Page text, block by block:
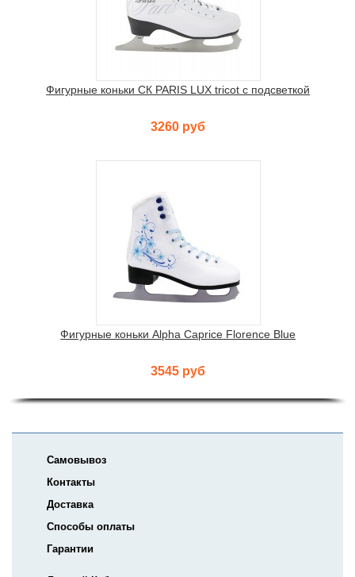
Фигурные коньки СК PARIS LUX tricot с подсветкой
3260 руб
Фигурные коньки Alpha Caprice Florence Blue
3545 руб
Самовывоз
Контакты
Доставка
Способы оплаты
Гарантии